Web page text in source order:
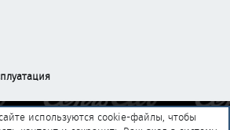
используются cookie-файлы, чтобы